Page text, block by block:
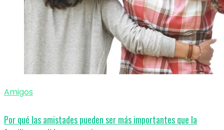
Amigos
Por qué las amistades pueden ser más importantes que la